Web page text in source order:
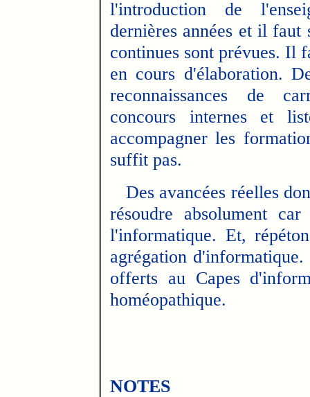
l'introduction de
dernières années et il
continues sont prévues. Il
en cours d'élaboration.
reconnaissances de
concours internes et
accompagner les
suffit pas.
Des avancées réelles
résoudre absolument
l'informatique. Et,
agrégation
offerts au Capes
homéopathique.
NOTES